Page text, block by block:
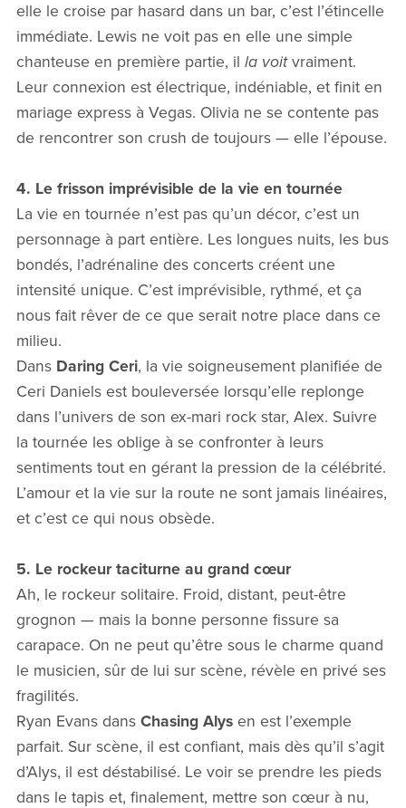
elle le croise par hasard dans un bar, c’est l’étincelle
immédiate. Lewis ne voit pas en elle une simple
chanteuse en première partie, il la voitvraiment.
Leur connexion est électrique, indéniable, et finit en
mariage express à Vegas. Olivia ne se contente pas
de rencontrer son crush de toujours — elle l’épouse.
4. Le frisson imprévisible de la vie en tournée
La vie en tournée n’est pas qu’un décor, c’est un
personnage à part entière. Les longues nuits, les bus
bondés, l’adrénaline des concerts créent une
intensité unique. C’est imprévisible, rythmé, et ça
nous fait rêver de ce que serait notre place dans ce
milieu.
Dans Daring Ceri, la vie soigneusement planifiée de
Ceri Daniels est bouleversée lorsqu’elle replonge
dans l’univers de son ex-mari rock star, Alex. Suivre
la tournée les oblige à se confronter à leurs
sentiments tout en gérant la pression de la célébrité.
L’amour et la vie sur la route ne sont jamais linéaires,
et c’est ce qui nous obsède.
5. Le rockeur taciturne au grand cœur
Ah, le rockeur solitaire. Froid, distant, peut-être
grognon — mais la bonne personne fissure sa
carapace. On ne peut qu’être sous le charme quand
le musicien, sûr de lui sur scène, révèle en privé ses
fragilités.
Ryan Evans dans Chasing Alysen est l’exemple
parfait. Sur scène, il est confiant, mais dès qu’il s’agit
d’Alys, il est déstabilisé. Le voir se prendre les pieds
dans le tapis et, finalement, mettre son cœur à nu,